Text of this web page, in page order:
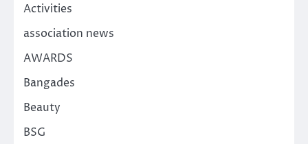
Activities
association news
AWARDS
Bangades
Beauty
BSG